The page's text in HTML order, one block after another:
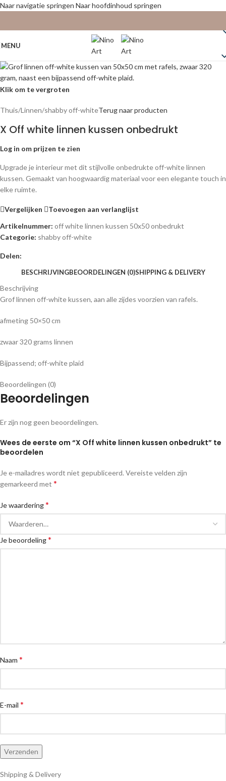
Naar navigatie springen Naar hoofdinhoud springen
MENU
Klik om te vergroten
Thuis/Linnen/shabby off-whiteTerug naar producten
X Off white linnen kussen onbedrukt
Log in om prijzen te zien
Upgrade je interieur met dit stijlvolle onbedrukte off-white linnen
kussen. Gemaakt van hoogwaardig materiaal voor een elegante touch in
elke ruimte.
Vergelijken
Toevoegen aan verlanglijst
Artikelnummer: off white linnen kussen 50x50 onbedrukt
Categorie: shabby off-white
Delen:
BESCHRIJVINGBEOORDELINGEN (0)SHIPPING & DELIVERY
Beschrijving
Grof linnen off-white kussen, aan alle zijdes voorzien van rafels.
afmeting 50×50 cm
zwaar 320 grams linnen
Bijpassend; off-white plaid
Beoordelingen (0)
Beoordelingen
Er zijn nog geen beoordelingen.
Wees de eerste om “X Off white linnen kussen onbedrukt” te
beoordelen
Je e-mailadres wordt niet gepubliceerd. Vereiste velden zijn
gemarkeerd met *
Je waardering*
Je beoordeling*
Naam *
E-mail *
Shipping & Delivery